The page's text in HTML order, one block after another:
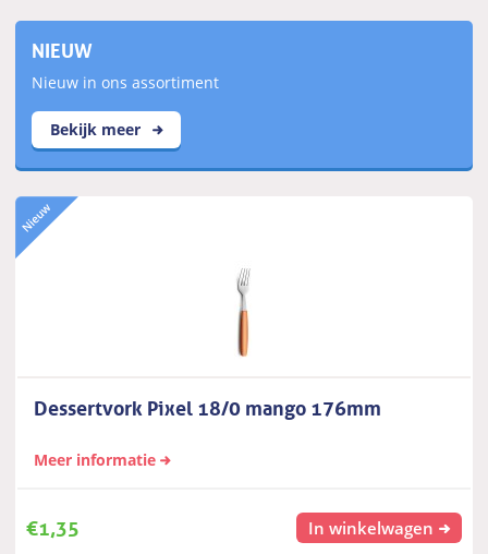
NIEUW
Nieuw in ons assortiment
Bekijk meer
Dessertvork Pixel 18/0 mango 176mm
Meer informatie
€1,35 In winkelwagen